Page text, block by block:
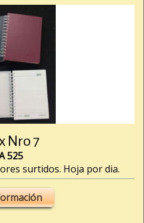
Nro 7
525
surtidos. Hoja por dia.